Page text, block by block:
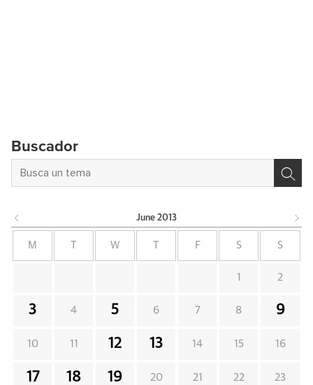
Buscador
June 2013
M W F S S
1 2
3 4 5 6 7 8 9
10 11 12 13 14 15 16
17 18 19 20 21 22 23